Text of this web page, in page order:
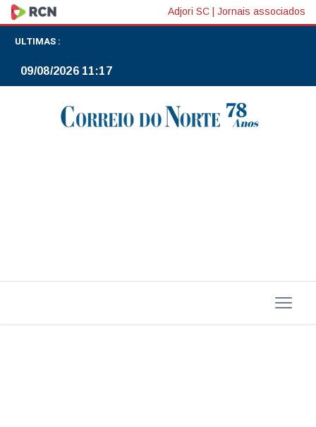
Carrefour
pretende
impulsionar
presença
digital
chave
Adjori SC Jornais associados
ULTIMAS :
09/08/2026 11:17